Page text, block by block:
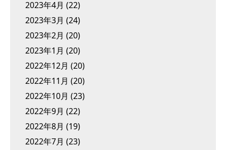
2023年4月 (22)
2023年3月 (24)
2023年2月 (20)
2023年1月 (20)
2022年12月 (20)
2022年11月 (20)
2022年10月 (23)
2022年9月 (22)
2022年8月 (19)
2022年7月 (23)